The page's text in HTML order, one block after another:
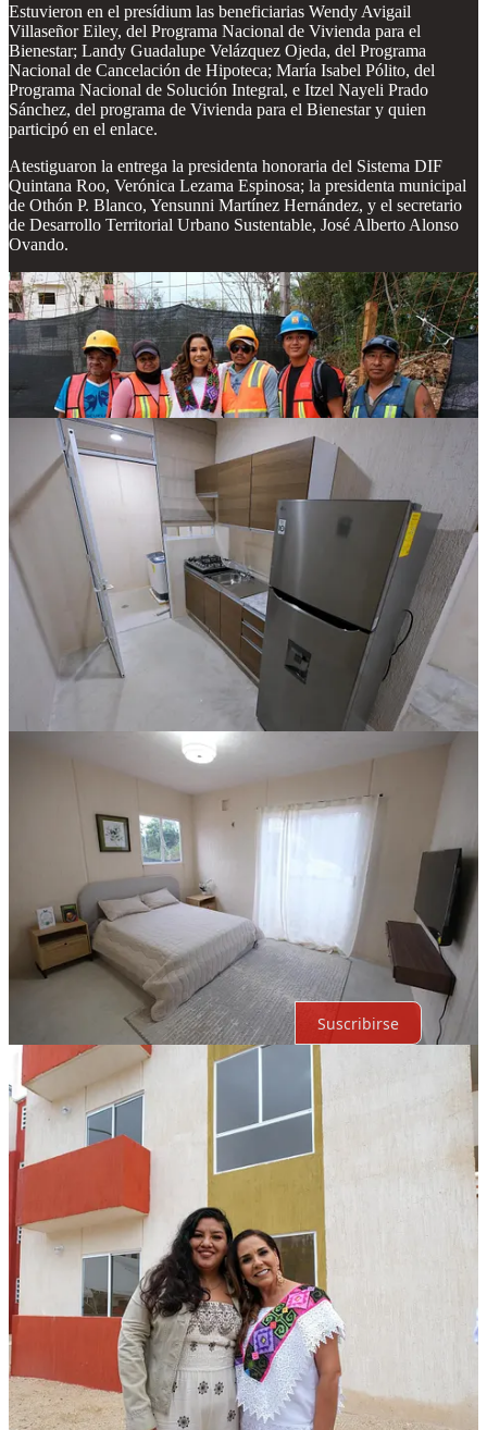
Estuvieron en el presídium las beneficiarias Wendy Avigail
Villaseñor Eiley, del Programa Nacional de Vivienda para el
Bienestar; Landy Guadalupe Velázquez Ojeda, del Programa
Nacional de Cancelación de Hipoteca; María Isabel Pólito, del
Programa Nacional de Solución Integral, e Itzel Nayeli Prado
Sánchez, del programa de Vivienda para el Bienestar y quien
participó en el enlace.
Atestiguaron la entrega la presidenta honoraria del Sistema DIF
Quintana Roo, Verónica Lezama Espinosa; la presidenta municipal
de Othón P. Blanco, Yensunni Martínez Hernández, y el secretario
de Desarrollo Territorial Urbano Sustentable, José Alberto Alonso
Ovando.
Compartir
Restacks
Último Debates
Sin posts
Por supuesto, sigue adelante.
Suscribirse
© 2026 Expediente Quintana Roo·Privacidad
de recolección
Crea tu Substack
Descargar la app
Substackes el hogar de la gran cultura